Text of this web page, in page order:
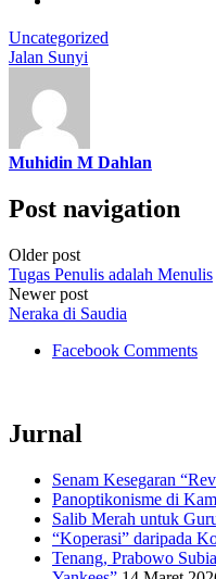
Uncategorized
Jalan Sunyi
Muhidin M Dahlan
Post navigation
Older post
Tugas Penulis adalah Menulis
Newer post
Neraka di Saudia
Facebook Comments
Jurnal
Senam Kesegaran
Panoptikonisme di
Salib Merah untuk
“Koperasi” daripada
Tenang, Prabowo